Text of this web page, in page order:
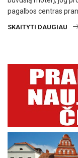
pagalbos centras
SKAITYTI DAUGIAU